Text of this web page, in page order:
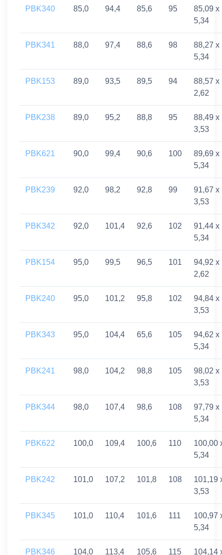
PBK340 85,0 94,4 85,6 95
85,09 x
5,34
PBK341 88,0 97,4 88,6 98
88,27 x
5,34
PBK153 89,0 93,5 89,5 94
88,57 x
2,62
PBK238 89,0 95,2 88,8 95
88,49 x
3,53
PBK621 90,0 99,4 90,6 100
89,69 x
5,34
PBK239 92,0 98,2 92,8 99
91,67 x
3,53
PBK342 92,0 101,4 92,6 102
91,44 x
5,34
PBK154 95,0 99,5 96,5 101
94,92 x
2,62
PBK240 95,0 101,2 95,8 102
94,84 x
3,53
PBK343 95,0 104,4 65,6 105
94,62 x
5,34
PBK241 98,0 104,2 98,8 105
98,02 x
3,53
PBK344 98,0 107,4 98,6 108
97,79 x
5,34
PBK622 100,0 109,4 100,6 110
100,00
5,34
PBK242 101,0 107,2 101,8 108
101,19
3,53
PBK345 101,0 110,4 101,6 111
100,97
5,34
PBK346 104,0 113,4 105,6 115
104,14